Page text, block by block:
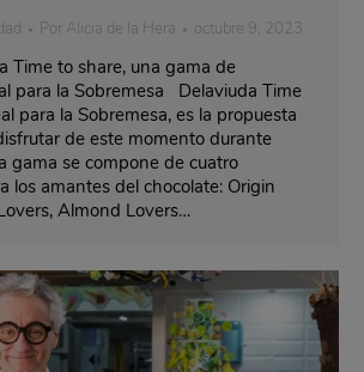
Por Alicia de la Hera octubre 9, 2023
Time to share, una gama de
para la Sobremesa Delaviuda Time
para la Sobremesa, es la propuesta
de este momento durante
gama se compone de cuatro
los amantes del chocolate: Origin
Almond Lovers…